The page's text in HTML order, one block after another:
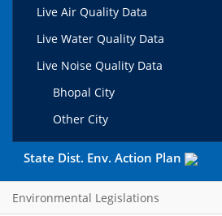
Live Air Quality Data
Live Water Quality Data
Live Noise Quality Data
Bhopal City
Other City
State Dist. Env. Action Plan
Environmental Legislations